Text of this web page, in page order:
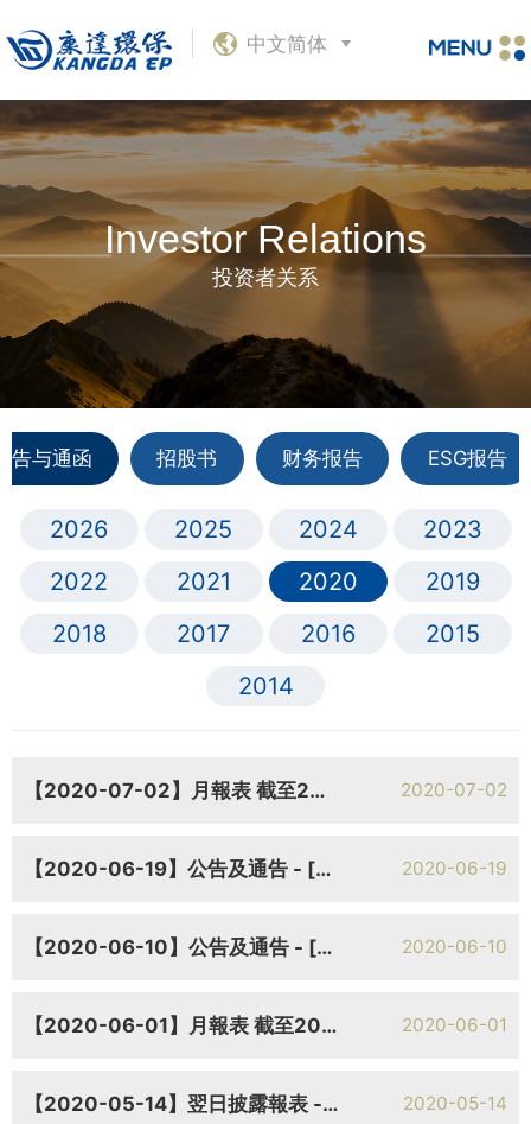
中文简体
Investor Relations
投资者关系
告与通函 招股书 财务报告 ESG报告
2026 2025 2024
2023
2022
2021 2020
2019
2018
2017 2016
2015
2014
【2020-07-02】月報表 截至2020年6月30日止月份之股份發行人之證券變動月報表 2020-07-02
【2020-06-19】公告及通告 - [須予披露的交易] 有關融資租賃協議的須予披露交易 2020-06-19
【2020-06-10】公告及通告 - [股東周年大會的結果] 於二零二零年六月十日舉行的股東週年大會的投票表決結果 2020-06-10
【2020-06-01】月報表 截至2020年5月31日止月份之股份發行人之證券變動月報表 2020-06-01
【2020-05-14】翌日披露報表 - [其他] 翌日披露報表 2020-05-14